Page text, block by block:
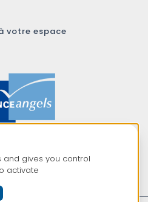
votre espace
Angels
and gives you control
activate